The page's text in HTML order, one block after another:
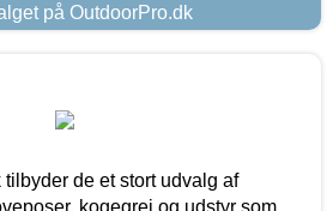
på OutdoorPro.dk
tilbyder de et stort udvalg af
kogegrej og udstyr som